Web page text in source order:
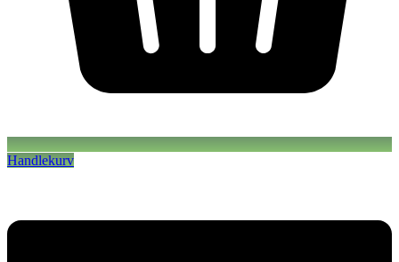
Handlekurv